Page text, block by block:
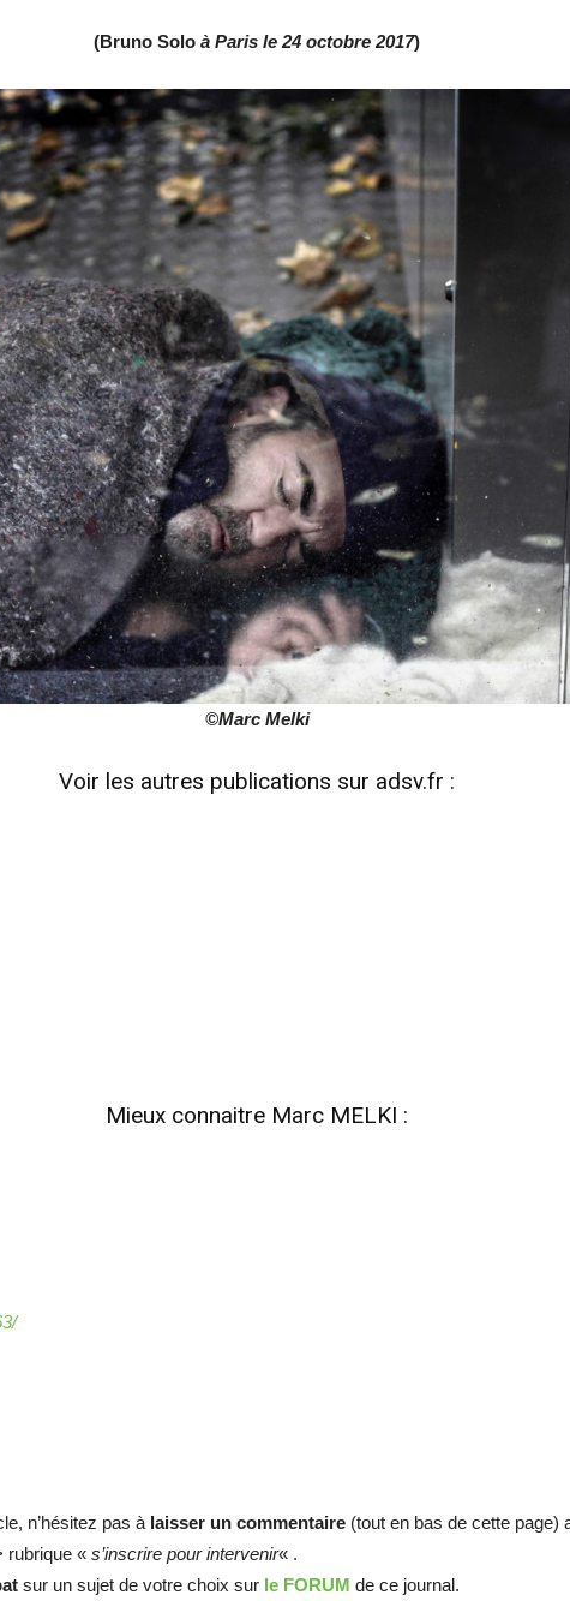
(Bruno Solo à Paris le 24 octobre 2017)
©Marc Melki
Voir les autres publications sur adsv.fr :
Mieux connaitre Marc MELKI :
n’hésitez pas à laisser un commentaire (tout en bas de cette page)
rubrique « s’inscrire pour intervenir« .
sur un sujet de votre choix sur le FORUM de ce journal.